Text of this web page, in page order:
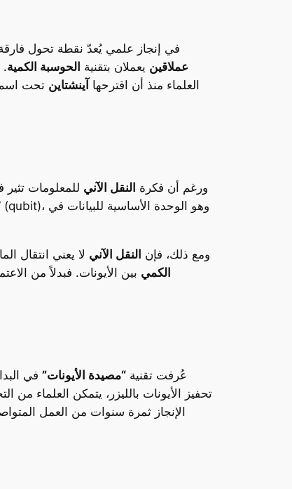
في إنجاز علمي يُعدّ نقطة تحول
عملاقين يعملان بتقنية الحوسبة الكمية.
العلماء منذ أن اقترحها آينشتاين تحت اسم
ورغم أن فكرة النقل الآني للمعلومات
ومع ذلك، فإن النقل الآني لا يعني انتقال
الكمي بين الأيونات. فبدلاً من
عُرفت تقنية “مصيدة الأيونات” في
تحفيز الأيونات بالليزر، يتمكن العلماء من
الإنجاز ثمرة سنوات من العمل